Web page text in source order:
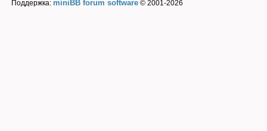
Поддержка: miniBB forum software © 2001-2026